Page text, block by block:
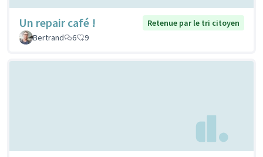
Un repair café !
Retenue par le tri citoyen
Bertrand
6 9